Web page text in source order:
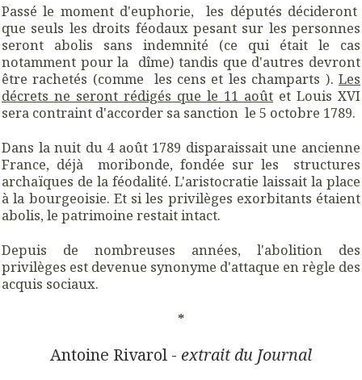
Passé le moment d'euphorie, les députés décideront
que seuls les droits féodaux pesant sur les personnes
seront abolis sans indemnité (ce qui était le cas
notamment pour la dîme) tandis que d'autres devront
être rachetés (comme les cens et les champarts ). Les
décrets ne seront rédigés que le 11 août et Louis XVI
sera contraint d'accorder sa sanction le 5 octobre 1789.
Dans la nuit du 4 août 1789 disparaissait une ancienne
France, déjà moribonde, fondée sur les structures
archaïques de la féodalité. L'aristocratie laissait la place
à la bourgeoisie. Et si les privilèges exorbitants étaient
abolis, le patrimoine restait intact.
Depuis de nombreuses années, l'abolition des
privilèges est devenue synonyme d'attaque en règle des
acquis sociaux.
*
Antoine Rivarol - extrait du Journal